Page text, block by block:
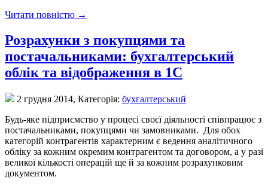
Читати повністю →
Розрахунки з покупцями та
постачальниками: бухгалтерський
облік та відображення в 1С
2 грудня 2014, Категорія: бухгалтерський
Будь-яке підприємство у процесі своєї діяльності співпрацює з
постачальниками, покупцями чи замовниками. Для обох
категорій контрагентів характерним є ведення аналітичного
обліку за кожним окремим контрагентом та договором, а у разі
великої кількості операцій ще й за кожним розрахунковим
документом.